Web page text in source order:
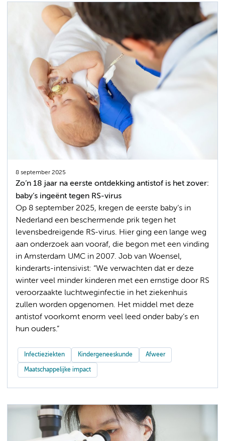
8 september 2025
Zo’n 18 jaar na eerste ontdekking antistof is het zover:
baby’s ingeënt tegen RS-virus
Op 8 september 2025, kregen de eerste baby’s in
Nederland een beschermende prik tegen het
levensbedreigende RS-virus. Hier ging een lange weg
aan onderzoek aan vooraf, die begon met een vinding
in Amsterdam UMC in 2007. Job van Woensel,
kinderarts-intensivist: “We verwachten dat er deze
winter veel minder kinderen met een ernstige door RS
veroorzaakte luchtweginfectie in het ziekenhuis
zullen worden opgenomen. Het middel met deze
antistof voorkomt enorm veel leed onder baby’s en
hun ouders.”
Infectieziekten Kindergeneeskunde Afweer
Maatschappelijke impact